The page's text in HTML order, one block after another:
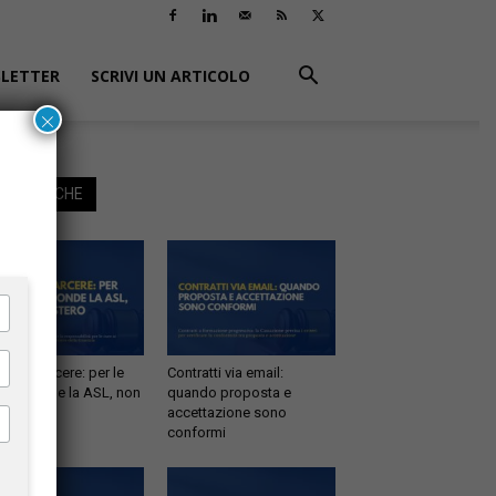
SCRIVI UN ARTICOLO
ANCHE
in carcere: per le
risponde la ASL, non
Contratti via email:
quando proposta e
accettazione sono
conformi
×